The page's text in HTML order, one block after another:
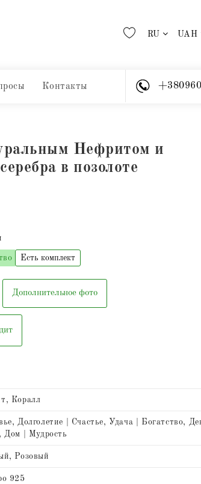
RU UAH
Контакты
Нефритом и
в позолоте
Есть комплект
Дополнительное фото
Коралл
Долголетие | Счастье, Удача | Богатство,
Дом | Мудрость
Розовый
925